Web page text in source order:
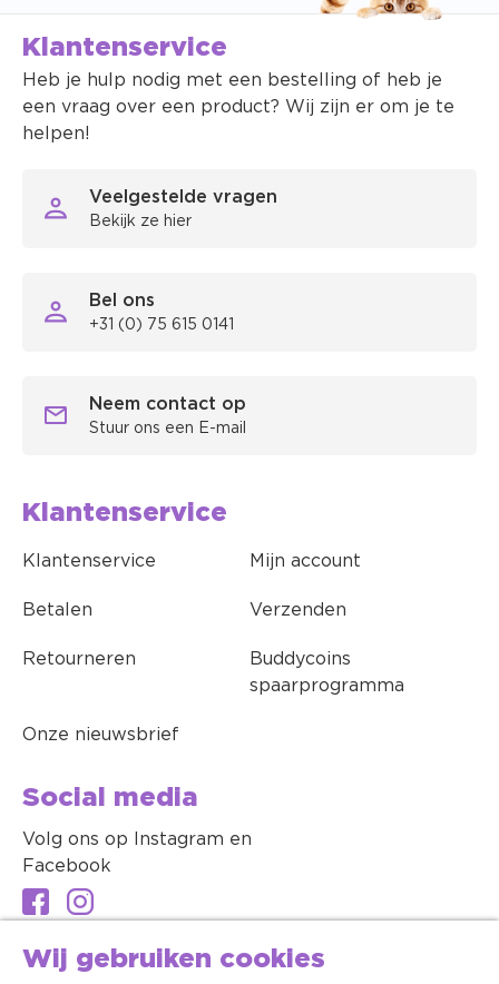
Klantenservice
Heb je hulp nodig met een bestelling of heb je
een vraag over een product? Wij zijn er om je te
helpen!
Veelgestelde vragen
Bekijk ze hier
Bel ons
+31 (0) 75 615 0141
Neem contact op
Stuur ons een E-mail
Klantenservice
Klantenservice Mijn account
Betalen Verzenden
Retourneren
Buddycoins
spaarprogramma
Onze nieuwsbrief
Social media
Volg ons op Instagram en
Facebook
Wij gebruiken cookies